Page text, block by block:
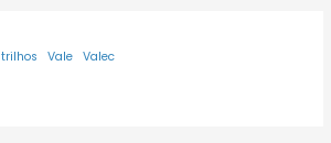
trilhos Vale Valec